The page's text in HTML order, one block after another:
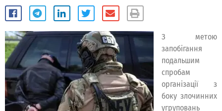
З метою
запобігання
подальшим
спробам
організації з
боку злочинних
угруповань